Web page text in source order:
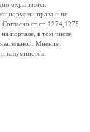
охраняются
нормами права и не
ст.ст. 1274,1275
портале, в том числе
Мнение
колумнистов.